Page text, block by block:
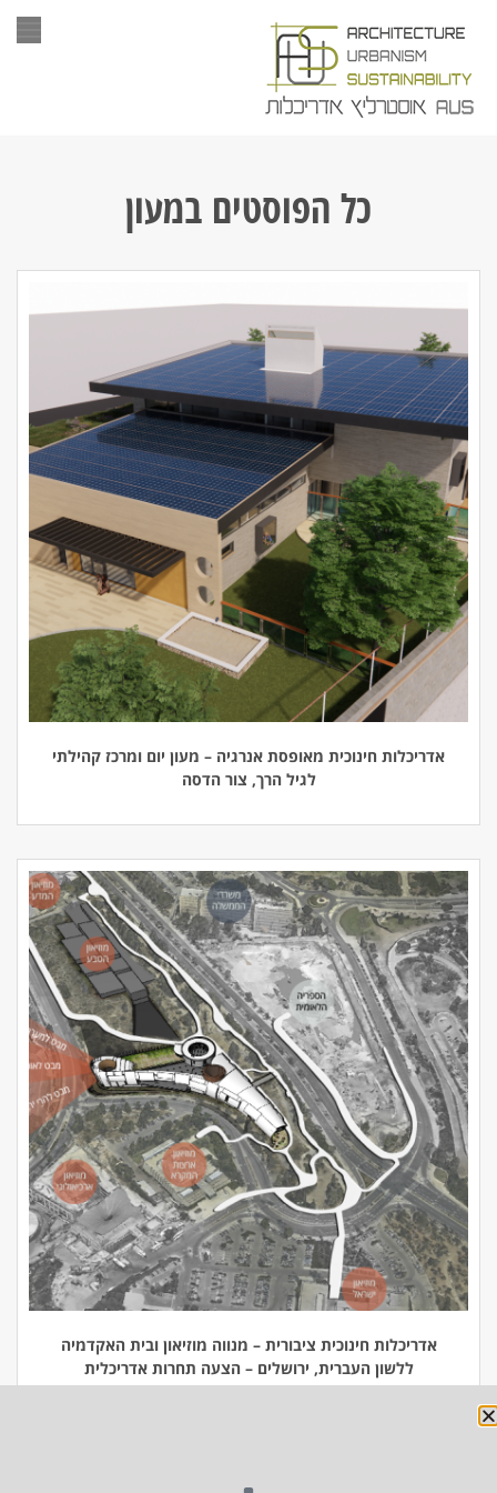
כל הפוסטים במעון
אדריכלות חינוכית מאופסת אנרגיה – מעון יום ומרכז קהילתי
לגיל הרך, צור הדסה
אדריכלות חינוכית ציבורית – מנווה מוזיאון ובית האקדמיה
ללשון העברית, ירושלים – הצעה תחרות אדריכלית